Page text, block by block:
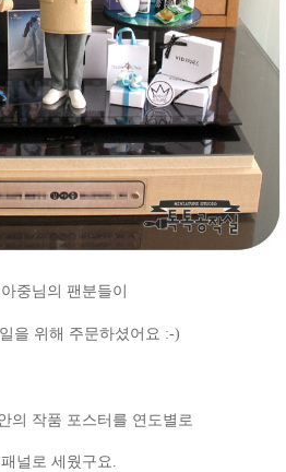
중님의 팬분들이
을 위해 주문하셨어요 :-)
의 작품 포스터를 연 도별로
널로 세웠구요.